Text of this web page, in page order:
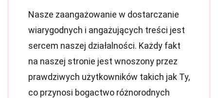
Nasze zaangażowanie w dostarczanie
wiarygodnych i angażujących treści jest
sercem naszej działalności. Każdy fakt
na naszej stronie jest wnoszony przez
prawdziwych użytkowników takich jak Ty,
co przynosi bogactwo różnorodnych